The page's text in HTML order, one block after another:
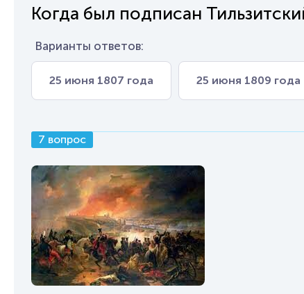
Когда был подписан
Варианты ответов:
25 июня 1807 года 25 июня 1809 года
7 вопрос